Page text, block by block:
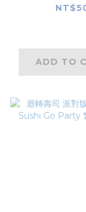
Queens
ADD TO